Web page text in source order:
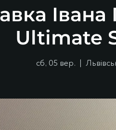
Ultimate
сб, 05 вер.
  |